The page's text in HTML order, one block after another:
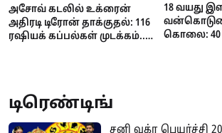
அசோவ் கடலில் உக்ரைன்
அதிரடி டிரோன் தாக்குதல்: 116
ரஷியக் கப்பல்கள் முடக்கம்..
18 வயது
கொலை: 40
டிரெண்டிங்
சனி வக்ர பெயர்ச்சி